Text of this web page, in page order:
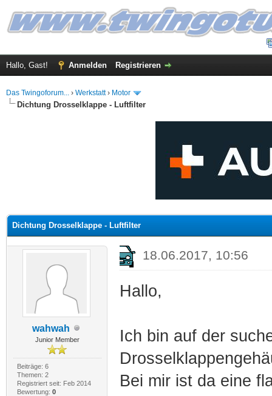
Hallo, Gast! Anmelden Registrieren
Das Twingoforum... › Werkstatt› Motor
Dichtung Drosselklappe - Luftfilter
Dichtung Drosselklappe - Luftfilter
wahwah
Junior Member
Beiträge: 6
Themen: 2
Registriert seit: Feb 2014
Bewertung: 0
18.06.2017, 10:56
Hallo,
Ich bin auf der
Bei mir ist da eine